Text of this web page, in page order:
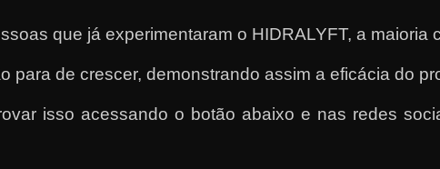
que já experimentaram o HIDRALYFT, a maioria
para de crescer, demonstrando assim a eficácia do
isso acessando o botão abaixo e nas redes